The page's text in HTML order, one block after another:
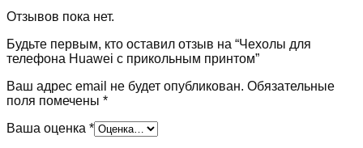
Отзывов пока нет.
Будьте первым, кто оставил отзыв на “Чехолы для
телефона Huawei с прикольным принтом”
Ваш адрес email не будет опубликован. Обязательные
поля помечены *
Ваша оценка *